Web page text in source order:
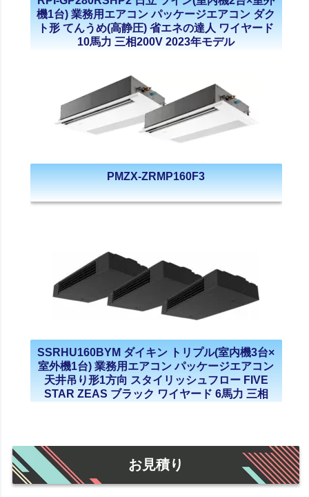
機1台) 業務用エアコン パッケージエアコン ダク
ト形 てんうめ(高静圧) 省エネの達人 ワイヤード
10馬力 三相200V 2023年モデル
PMZX-ZRMP160F3
SSRHU160BYM ダイキン トリプル(室内機3台×
室外機1台) 業務用エアコン パッケージエアコン
天井吊り形1方向 スタイリッシュフロー FIVE
STAR ZEAS ブラック ワイヤード 6馬力 三相
お見積り